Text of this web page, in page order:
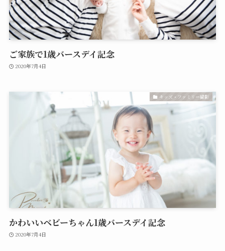
ご家族で1歳バースデイ記念
2020年7月4日
キッズ・ファミリー撮影
かわいいベビーちゃん1歳バースデイ記念
2020年7月4日